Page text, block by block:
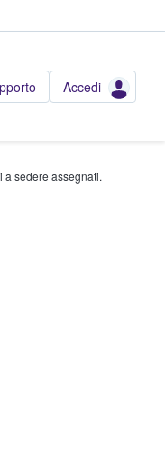
Accedi
a sedere assegnati.